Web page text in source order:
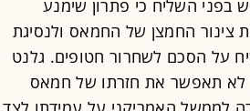
בפני השליח כי פתרון שימנע
צינור החמצן של החמאס ולנסיגת
על הסכם לשחרור חטופים. גלנט
לא תאפשר את חזרתו של חמאס